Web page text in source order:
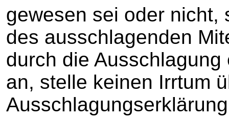
gewesen sei oder nicht,
des ausschlagenden
durch die
an, stelle keinen Irrtum